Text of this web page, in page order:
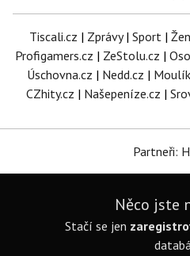
Tiscali.cz | Zprávy| Sport |
Profigamers.cz | ZeStolu.cz |
Úschovna.cz | Nedd.cz |
CZhity.cz | Našepeníze.cz |
Partneři:
Něco jste
Stačí se jen